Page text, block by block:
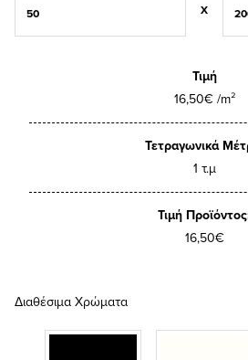
X
Τιμή
16,50€ /m²
Τετραγωνικά
1 τ.μ
Τιμή
16,50€
Διαθέσιμα Χρώματα